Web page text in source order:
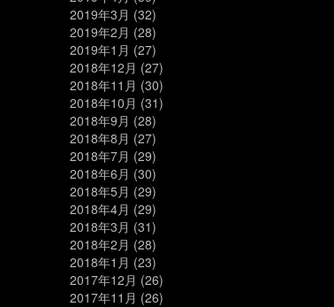
2019年3月 (32)
2019年2月 (28)
2019年1月 (27)
2018年12月 (27)
2018年11月 (30)
2018年10月 (31)
2018年9月 (28)
2018年8月 (27)
2018年7月 (29)
2018年6月 (30)
2018年5月 (29)
2018年4月 (29)
2018年3月 (31)
2018年2月 (28)
2018年1月 (23)
2017年12月 (26)
2017年11月 (26)